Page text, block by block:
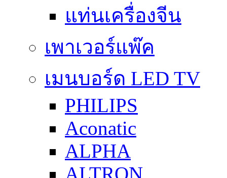
แท่นเครื่องจีน
เพาเวอร์แพ๊ค
เมนบอร์ด LED TV
PHILIPS
Aconatic
ALPHA